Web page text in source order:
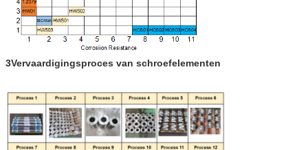
3Vervaardigingsproces van schroefelementen